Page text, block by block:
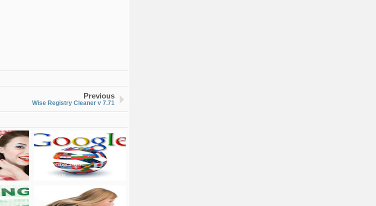
Previous
Wise Registry Cleaner v 7.71
20 November 2018
0 Comments